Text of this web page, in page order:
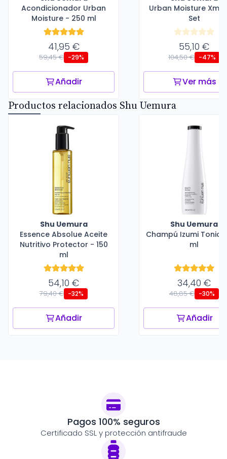
Acondicionador Urban
Moisture - 250 ml
41,95 €
59,45 € -29%
Añadir
Urban Moisture
Set
55,10 €
104,50 € -47%
Ver más
Productos relacionados Shu Uemura
Shu Uemura
Essence Absolue Aceite
Nutritivo Protector - 150
ml
54,10 €
79,40 € -32%
Añadir
Shu Uemura
Champú Izumi Tonic
ml
34,40 €
48,85 € -30%
Añadir
Pagos 100% seguros
Certificado SSL y protección antifraude